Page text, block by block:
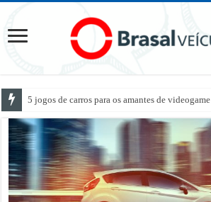
5 jogos de carros para os amantes de videogame